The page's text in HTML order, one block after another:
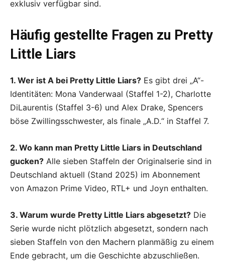
exklusiv verfügbar sind.
Häufig gestellte Fragen zu Pretty
Little Liars
1. Wer ist A bei Pretty Little Liars? Es gibt drei „A“-
Identitäten: Mona Vanderwaal (Staffel 1-2), Charlotte
DiLaurentis (Staffel 3-6) und Alex Drake, Spencers
böse Zwillingsschwester, als finale „A.D.“ in Staffel 7.
2. Wo kann man Pretty Little Liars in Deutschland
gucken? Alle sieben Staffeln der Originalserie sind in
Deutschland aktuell (Stand 2025) im Abonnement
von Amazon Prime Video, RTL+ und Joyn enthalten.
3. Warum wurde Pretty Little Liars abgesetzt? Die
Serie wurde nicht plötzlich abgesetzt, sondern nach
sieben Staffeln von den Machern planmäßig zu einem
Ende gebracht, um die Geschichte abzuschließen.